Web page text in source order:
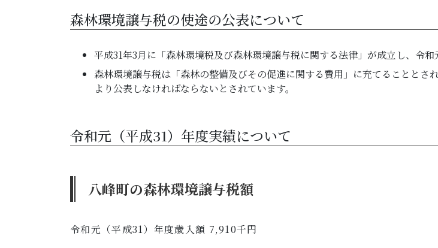
森林環境譲与税の使途の公表について
平成31年3月に「森林環境税及び森林環境譲与税に関する法律」が成立し、令
森林環境譲与税は「森林の整備及びその促進に関する費用」に充てることと
より公表しなければならないとされています。
令和元（平成31）年度実績について
八峰町の森林環境譲与税額
令和元（平成31）年度歳入額 7,910千円